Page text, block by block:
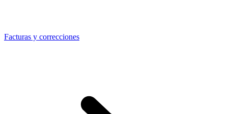
Facturas y correcciones